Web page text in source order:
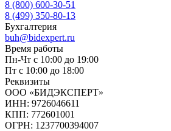
8 (800) 600-30-51
8 (499) 350-80-13
Бухгалтерия
buh@bidexpert.ru
Время работы
Пн-Чт с 10:00 до 19:00
Пт с 10:00 до 18:00
Реквизиты
ООО «БИДЭКСПЕРТ»
ИНН: 9726046611
КПП: 772601001
ОГРН: 1237700394007